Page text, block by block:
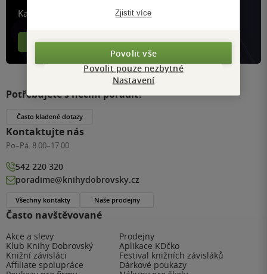
Každý měsíc společně přečteme tisíce knih
Více o aplikaci Více o klubu
Často navštěvované
Akce a slevy
Prodejny
Klub Knihy Dobrovský
Aplikace KDčko
Knižní závisláci
Festival knižních závisláků
Affiliate spolupráce
Dárkové poukazy
Potřebujete s něčím poradit?
Často kladené dotazy
Kontaktujte nás
Po–Pá: 8:00–17:00
542 220 320
poradime@knihydobrovsky.cz
Všechny kontakty Naše prodejny
Zjistit více
Povolit vše
Povolit pouze nezbytné
Nastavení